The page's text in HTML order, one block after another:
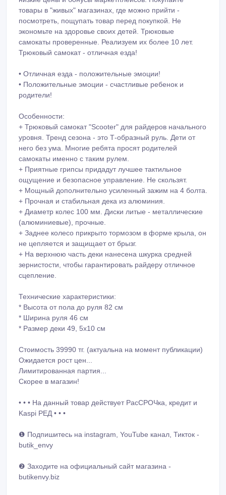
товары в "живых" магазинах, где можно прийти -
посмотреть, пощупать товар перед покупкой. Не
экономьте на здоровье своих детей. Трюковые
самокаты проверенные. Реализуем их более 10 лет.
Трюковый самокат - отличная езда!
• Отличная езда - положительные эмоции!
• Положительные эмоции - счастливые ребенок и
родители!
Особенности:
+ Трюковый самокат "Scooter" для райдеров начального
уровня. Тренд сезона - это Т-образный руль. Дети от
него без ума. Многие ребята просят родителей
самокаты именно с таким рулем.
+ Приятные грипсы придадут лучшее тактильное
ощущение и безопасное управление. Не скользят.
+ Мощный дополнительно усиленный зажим на 4 болта.
+ Прочная и стабильная дека из алюминия.
+ Диаметр колес 100 мм. Диски литые - металлические
(алюминиевые), прочные.
+ Заднее колесо прикрыто тормозом в форме крыла, он
не цепляется и защищает от брызг.
+ На верхнюю часть деки нанесена шкурка средней
зернистости, чтобы гарантировать райдеру отличное
сцепление.
Технические характеристики:
* Высота от пола до руля 82 см
* Ширина руля 46 см
* Размер деки 49, 5х10 см
Стоимость 39990 тг. (актуальна на момент публикации)
Ожидается рост цен...
Лимитированная партия...
Скорее в магазин!
• • • На данный товар действует РасСРОЧка, кредит и
Kaspi РЕД • • •
❶ Подпишитесь на instagram, YouTube канал, Тикток -
butik_envy
❷ Заходите на официальный сайт магазина -
butikenvy.biz